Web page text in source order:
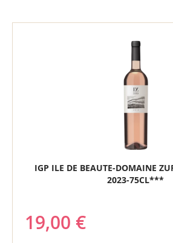
IGP ILE DE BEAUTE-DOMAINE
2023-75CL***
19,00 €